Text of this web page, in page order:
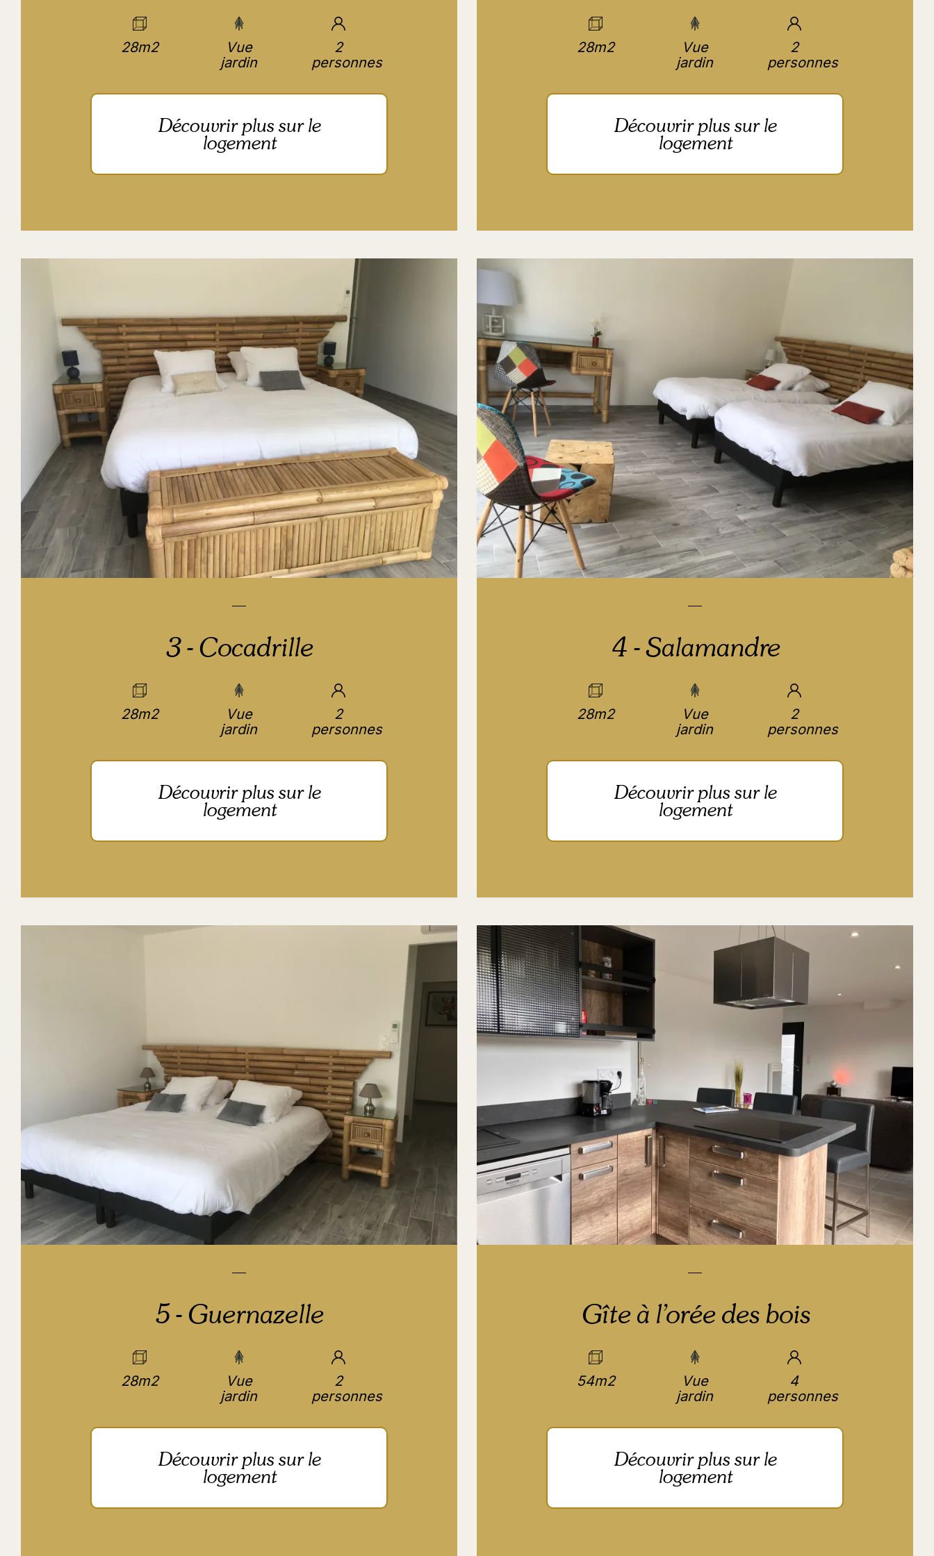
28m2
Vue
jardin
2
personnes
Découvrir plus sur le
logement
28m2
Vue
jardin
2
personnes
Découvrir plus sur le
logement
3 - Cocadrille
28m2
Vue
jardin
2
personnes
Découvrir plus sur le
logement
4 - Salamandre
28m2
Vue
jardin
2
personnes
Découvrir plus sur le
logement
5 - Guernazelle
28m2
Vue
jardin
2
personnes
Découvrir plus sur le
logement
Gîte à l’orée des bois
54m2
Vue
jardin
4
personnes
Découvrir plus sur le
logement